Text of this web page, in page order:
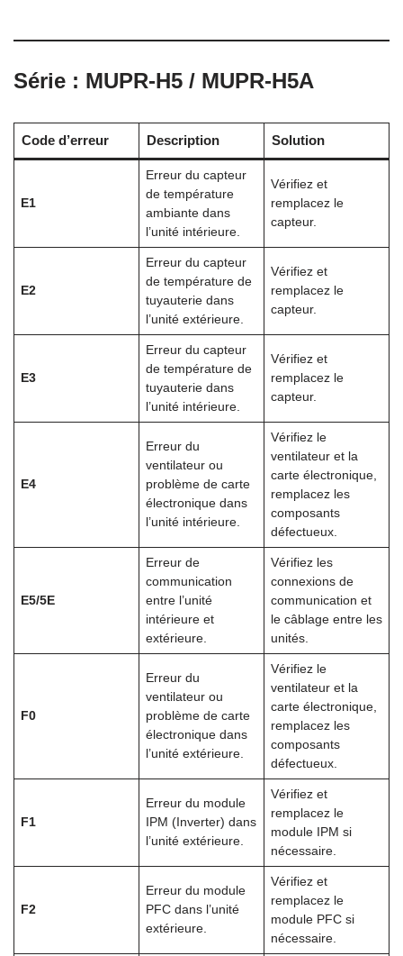
Série : MUPR-H5 / MUPR-H5A
Code d’erreur Description Solution
E1
Erreur du capteur
de température
ambiante dans
l’unité intérieure.
Vérifiez et
remplacez le
capteur.
E2
Erreur du capteur
de température de
tuyauterie dans
l’unité extérieure.
Vérifiez et
remplacez le
capteur.
E3
Erreur du capteur
de température de
tuyauterie dans
l’unité intérieure.
Vérifiez et
remplacez le
capteur.
E4
Erreur du
ventilateur ou
problème de carte
électronique dans
l’unité intérieure.
Vérifiez le
ventilateur et la
carte électronique,
remplacez les
composants
défectueux.
E5/5E
Erreur de
communication
entre l’unité
intérieure et
extérieure.
Vérifiez les
connexions de
communication et
le câblage entre les
unités.
F0
Erreur du
ventilateur ou
problème de carte
électronique dans
l’unité extérieure.
Vérifiez le
ventilateur et la
carte électronique,
remplacez les
composants
défectueux.
F1
Erreur du module
IPM (Inverter) dans
l’unité extérieure.
Vérifiez et
remplacez le
module IPM si
nécessaire.
F2
Erreur du module
PFC dans l’unité
extérieure.
Vérifiez et
remplacez le
module PFC si
nécessaire.